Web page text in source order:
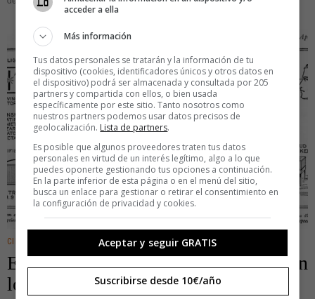
CINE/TV IDEAS
El 'Like' de Facebook ya se inventó en
los años 30
acceder a ella
Más información
Tus datos personales se tratarán y la información de tu
dispositivo (cookies, identificadores únicos y otros datos en
el dispositivo) podrá ser almacenada y consultada por 205
partners y compartida con ellos, o bien usada
específicamente por este sitio. Tanto nosotros como
nuestros partners podemos usar datos precisos de
geolocalización. Lista de partners.
Es posible que algunos proveedores traten tus datos
personales en virtud de un interés legítimo, algo a lo que
puedes oponerte gestionando tus opciones a continuación.
En la parte inferior de esta página o en el menú del sitio,
busca un enlace para gestionar o retirar el consentimiento en
la configuración de privacidad y cookies.
Aceptar y seguir GRATIS
Suscribirse desde 10€/año